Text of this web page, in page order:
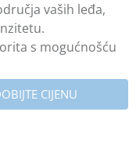
vaših leđa,
s mogućnošću
CIJENU